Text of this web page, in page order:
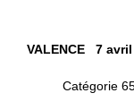
VALENCE 7 avril
Catégorie